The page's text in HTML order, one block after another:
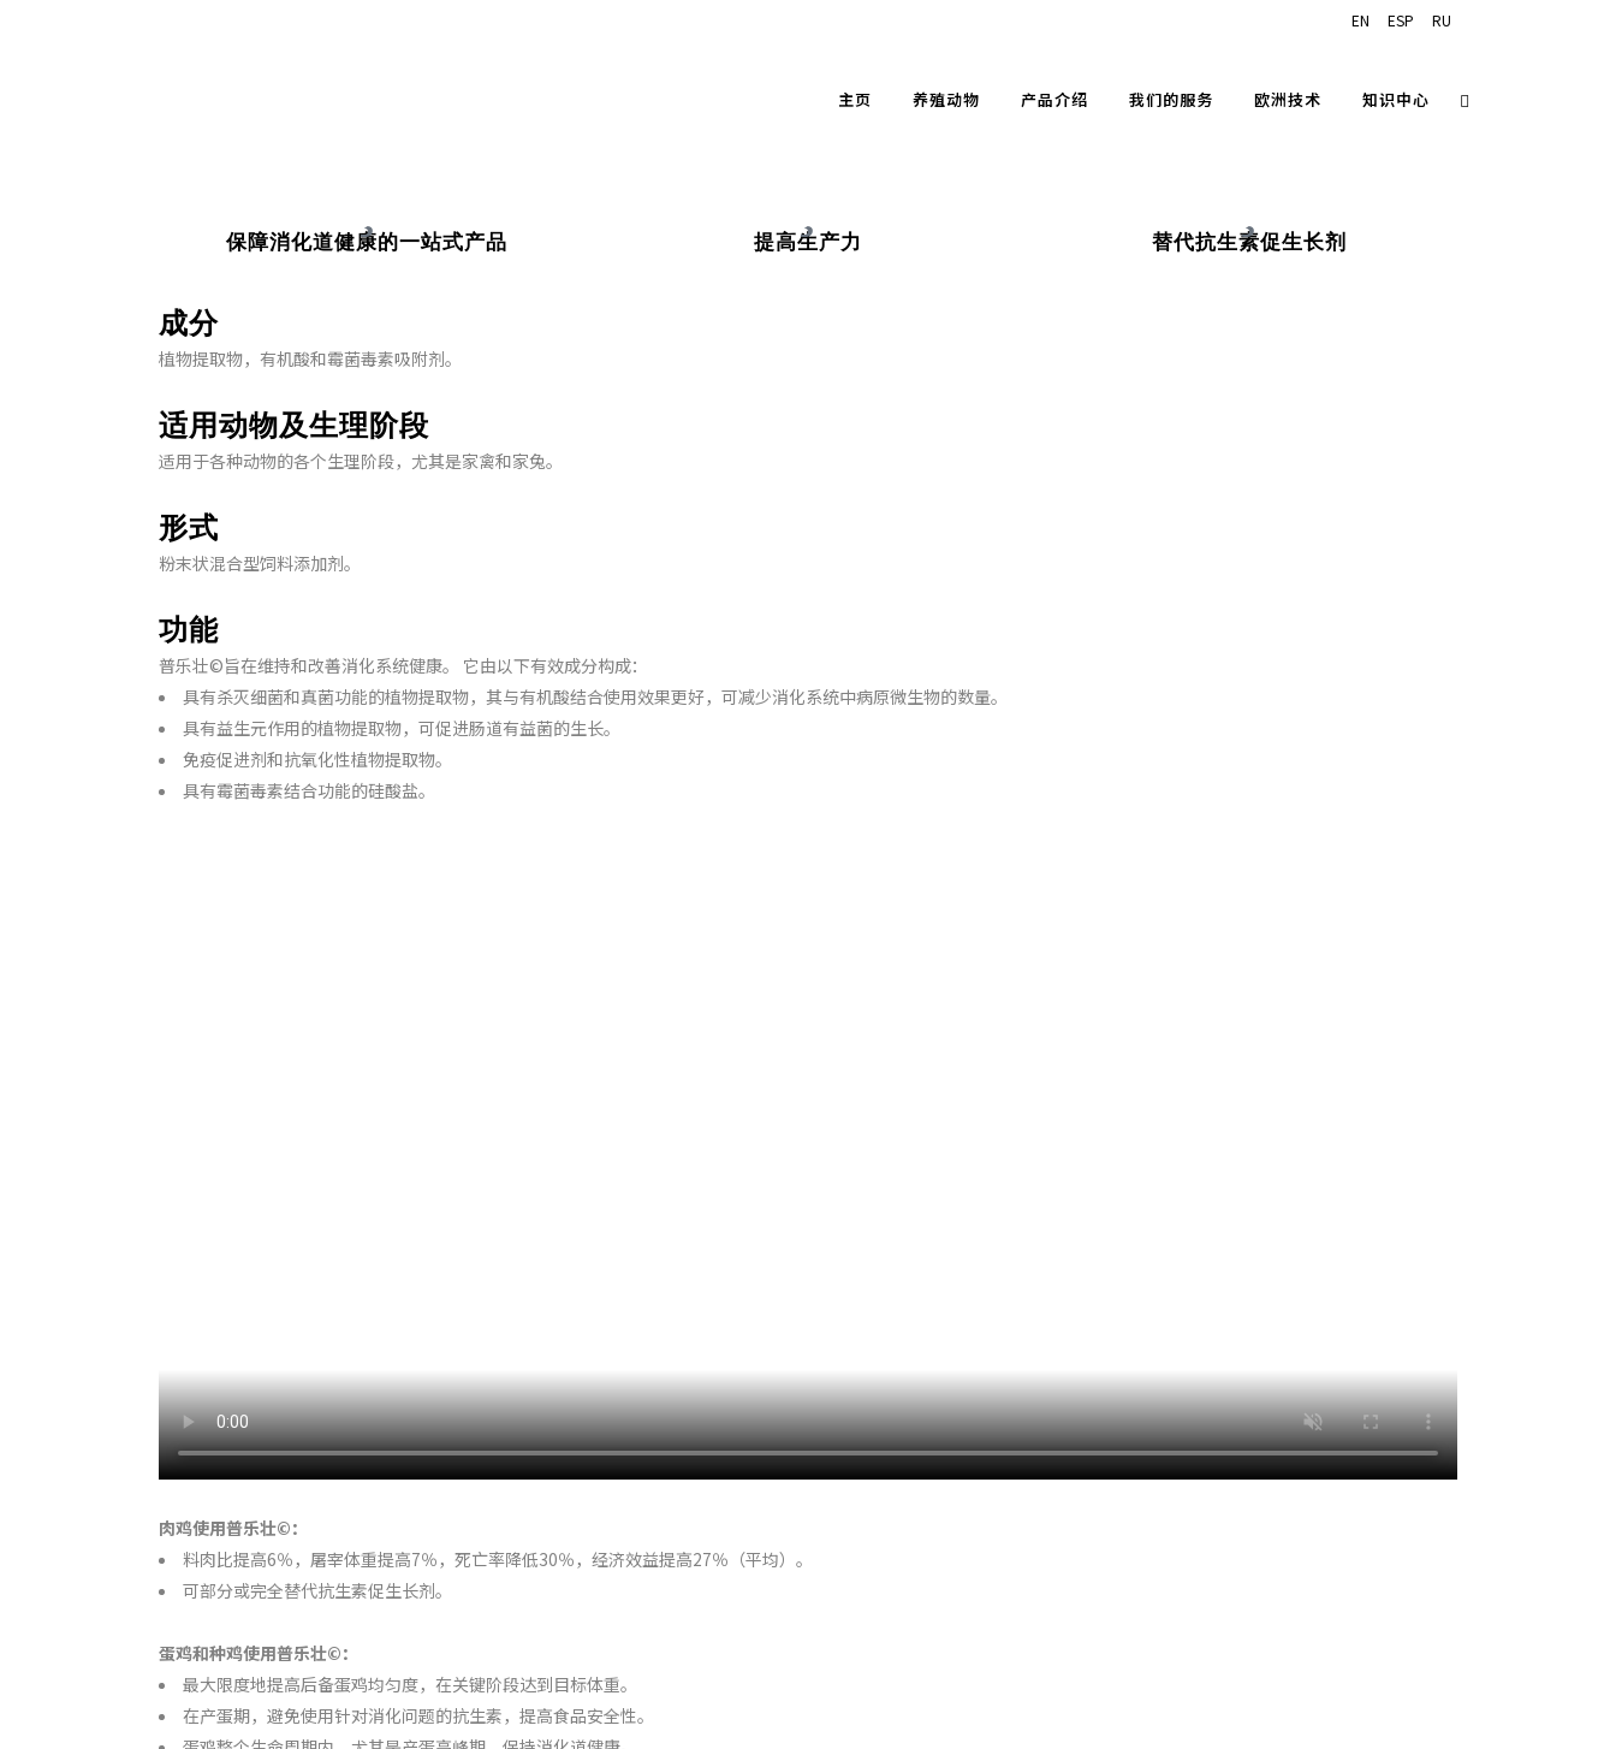
EN ESP RU
主页 养殖动物 产品介绍 我们的服务 欧洲技术 知识中心
保障消化道健康的一站式产品 提高生产力 替代抗生素促生长剂
成分
植物提取物，有机酸和霉菌毒素吸附剂。
适用动物及生理阶段
适用于各种动物的各个生理阶段，尤其是家禽和家兔。
形式
粉末状混合型饲料添加剂。
功能
普乐壮©旨在维持和改善消化系统健康。 它由以下有效成分构成：
具有杀灭细菌和真菌功能的植物提取物，其与有机酸结合使用效果更好，可减少消化系统中病原微生物的数量。
具有益生元作用的植物提取物，可促进肠道有益菌的生长。
免疫促进剂和抗氧化性植物提取物。
具有霉菌毒素结合功能的硅酸盐。
肉鸡使用普乐壮©：
料肉比提高6％，屠宰体重提高7％，死亡率降低30％，经济效益提高27％（平均）。
可部分或完全替代抗生素促生长剂。
蛋鸡和种鸡使用普乐壮©：
最大限度地提高后备蛋鸡均匀度，在关键阶段达到目标体重。
在产蛋期，避免使用针对消化问题的抗生素，提高食品安全性。